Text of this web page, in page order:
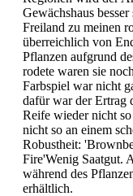
Gewächshaus
Freiland zu meinen
überreichlich von
Pflanzen aufgrund
rodete waren sie
Farbspiel war nicht
dafür war der Ertrag
Reife wieder nicht
nicht so an einem
Robustheit:
Fire'Wenig Saatgut.
während des
erhältlich.